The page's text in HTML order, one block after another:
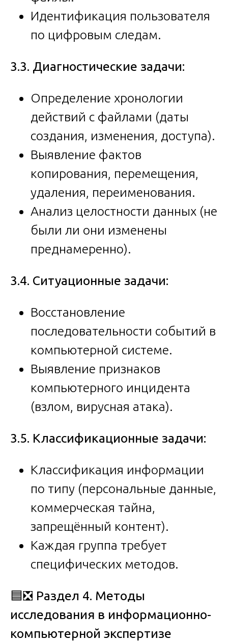
Идентификация пользователя
по цифровым следам.
3.3. Диагностические задачи:
Определение хронологии
действий с файлами (даты
создания, изменения, доступа).
Выявление фактов
копирования, перемещения,
удаления, переименования.
Анализ целостности данных (не
были ли они изменены
преднамеренно).
3.4. Ситуационные задачи:
Восстановление
последовательности событий в
компьютерной системе.
Выявление признаков
компьютерного инцидента
(взлом, вирусная атака).
3.5. Классификационные задачи:
Классификация информации
по типу (персональные данные,
коммерческая тайна,
запрещённый контент).
Каждая группа требует
специфических методов.
🟦❎ Раздел 4. Методы
исследования в информационно-
компьютерной экспертизе